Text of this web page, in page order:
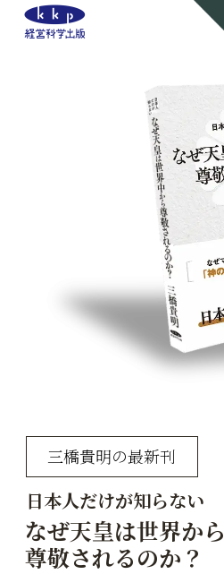
三橋貴明の最新刊
日本人だけが知らない
なぜ天皇は世界から
尊敬されるのか？